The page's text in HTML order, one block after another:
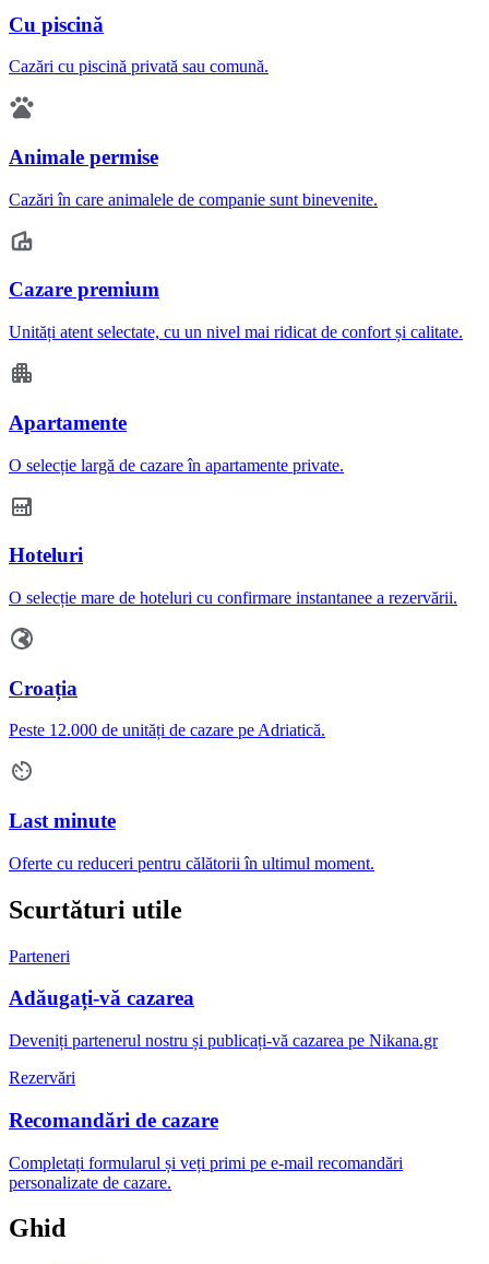
Cu piscină
Cazări cu piscină privată sau comună.
Animale permise
Cazări în care animalele de companie sunt binevenite.
Cazare premium
Unități atent selectate, cu un nivel mai ridicat de confort și calitate.
Apartamente
O selecție largă de cazare în apartamente private.
Hoteluri
O selecție mare de hoteluri cu confirmare instantanee a rezervării.
Croația
Peste 12.000 de unități de cazare pe Adriatică.
Last minute
Oferte cu reduceri pentru călătorii în ultimul moment.
Scurtături utile
Parteneri
Adăugați-vă cazarea
Deveniți partenerul nostru și publicați-vă cazarea pe Nikana.gr
Rezervări
Recomandări de cazare
Completați formularul și veți primi pe e-mail recomandări
personalizate de cazare.
Ghid